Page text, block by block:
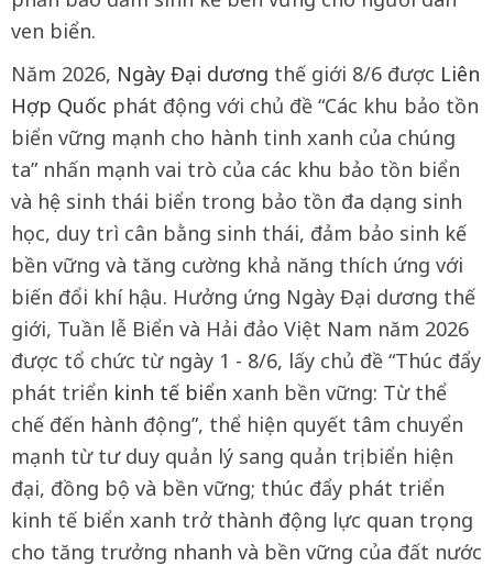
ven biển.
Năm 2026, Ngày Đại dương thế giới 8/6 được Liên
Hợp Quốc phát động với chủ đề “Các khu bảo tồn
biển vững mạnh cho hành tinh xanh của chúng
ta” nhấn mạnh vai trò của các khu bảo tồn biển
và hệ sinh thái biển trong bảo tồn đa dạng sinh
học, duy trì cân bằng sinh thái, đảm bảo sinh kế
bền vững và tăng cường khả năng thích ứng với
biến đổi khí hậu. Hưởng ứng Ngày Đại dương thế
giới, Tuần lễ Biển và Hải đảo Việt Nam năm 2026
được tổ chức từ ngày 1 - 8/6, lấy chủ đề “Thúc đẩy
phát triển kinh tế biển xanh bền vững: Từ thể
chế đến hành động”, thể hiện quyết tâm chuyển
mạnh từ tư duy quản lý sang quản trị biển hiện
đại, đồng bộ và bền vững; thúc đẩy phát triển
kinh tế biển xanh trở thành động lực quan trọng
cho tăng trưởng nhanh và bền vững của đất nước